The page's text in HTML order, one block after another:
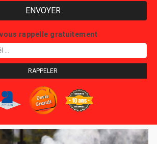
vous rappelle gratuitement